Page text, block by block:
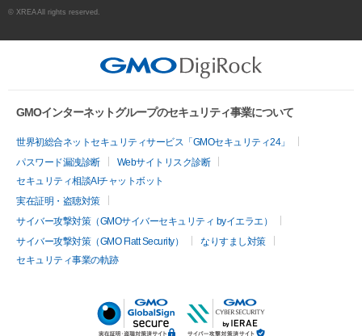
© XREA All rights reserved.
GMOインターネットグループのセキュリティ事業について
世界初総合ネットセキュリティサービス「GMOセキュリティ24」
パスワード漏洩診断
Webサイトリスク診断
セキュリティ相談AIチャットボット
実在証明・盗聴対策
サイバー攻撃対策（GMOサイバーセキュリティ byイエラエ）
サイバー攻撃対策（GMO Flatt Security）
なりすまし対策
セキュリティ事業の軌跡